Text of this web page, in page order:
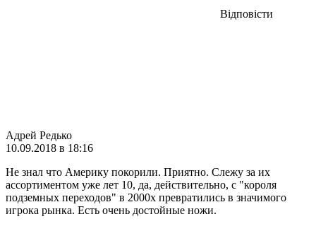
Відповісти
Адрей Редько
10.09.2018 в 18:16
Не знал что Америку покорили. Приятно. Слежу за их
ассортиментом уже лет 10, да, действительно, с "короля
подземных переходов" в 2000х превратились в значимого
игрока рынка. Есть очень достойные ножи.